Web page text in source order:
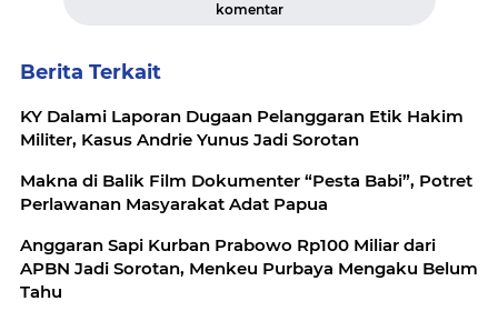
komentar
Berita Terkait
KY Dalami Laporan Dugaan Pelanggaran Etik Hakim
Militer, Kasus Andrie Yunus Jadi Sorotan
Makna di Balik Film Dokumenter “Pesta Babi”, Potret
Perlawanan Masyarakat Adat Papua
Anggaran Sapi Kurban Prabowo Rp100 Miliar dari
APBN Jadi Sorotan, Menkeu Purbaya Mengaku Belum
Tahu